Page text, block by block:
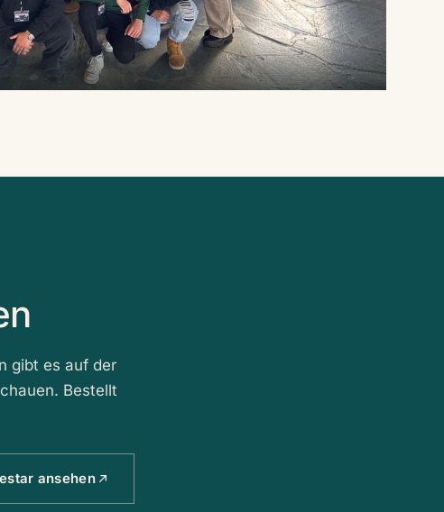
gibt es auf der
Bestellt
ansehen